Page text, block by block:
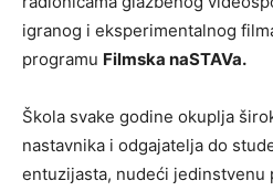
igranog i eksperimentalnog
programu Filmska naSTAVa.
Škola svake godine okuplja
nastavnika i odgajatelja do
entuzijasta, nudeći jedinstvenu